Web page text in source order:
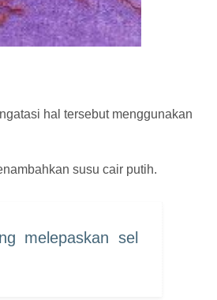
hal tersebut menggunakan
susu cair putih.
melepaskan sel